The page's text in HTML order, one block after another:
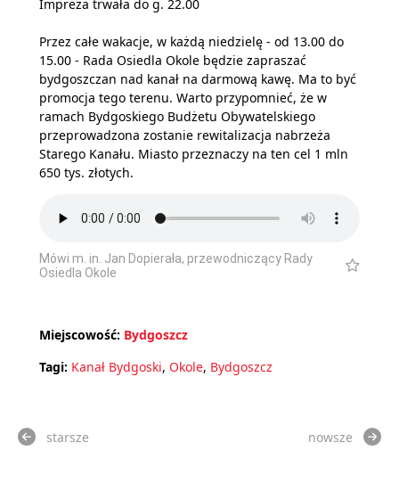
Impreza trwała do g. 22.00
Przez całe wakacje, w każdą niedzielę - od 13.00 do
15.00 - Rada Osiedla Okole będzie zapraszać
bydgoszczan nad kanał na darmową kawę. Ma to być
promocja tego terenu. Warto przypomnieć, że w
ramach Bydgoskiego Budżetu Obywatelskiego
przeprowadzona zostanie rewitalizacja nabrzeża
Starego Kanału. Miasto przeznaczy na ten cel 1 mln
650 tys. złotych.
Mówi m. in. Jan Dopierała, przewodniczący Rady
Osiedla Okole
Miejscowość: Bydgoszcz
Tagi: Kanał Bydgoski, Okole, Bydgoszcz
starsze nowsze